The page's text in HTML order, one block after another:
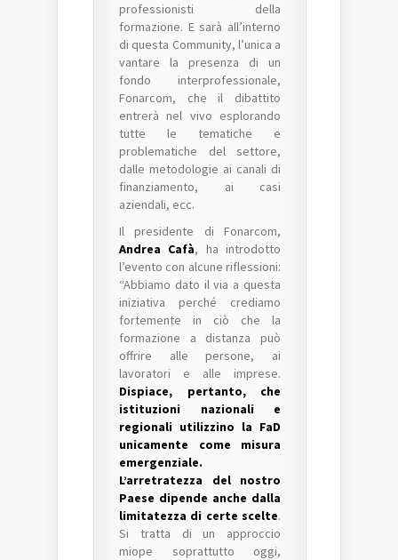
professionisti della
formazione. E sarà all’interno
di questa Community, l’unica a
vantare la presenza di un
fondo interprofessionale,
Fonarcom, che il dibattito
entrerà nel vivo esplorando
tutte le tematiche e
problematiche del settore,
dalle metodologie ai canali di
finanziamento, ai casi
aziendali, ecc.
Il presidente di Fonarcom,
Andrea Cafà, ha introdotto
l’evento con alcune riflessioni:
“Abbiamo dato il via a questa
iniziativa perché crediamo
fortemente in ciò che la
formazione a distanza può
offrire alle persone, ai
lavoratori e alle imprese.
Dispiace, pertanto, che
istituzioni nazionali e
regionali utilizzino la FaD
unicamente come misura
emergenziale.
L’arretratezza del nostro
Paese dipende anche dalla
limitatezza di certe scelte.
Si tratta di un approccio
miope soprattutto oggi,